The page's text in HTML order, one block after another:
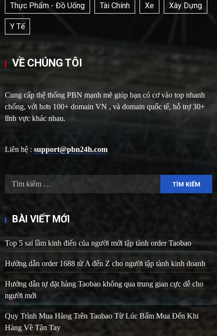
Thực Phẩm - Đồ Uống Tài Chính Xe Xây Dựng
Y Tế
VỀ CHÚNG TÔI
Cung cấp thệ thống PBN mạnh mẽ giúp bạn có cơ vào top nhanh
chống, với hơn 100+ domain VN , và domain quốc tế, hỗ trợ 30+
lĩnh vực khác nhau.
Liên hệ : support@pbn24h.com
Tìm
kiếm
BÀI VIẾT MỚI
Top 5 sai lầm kinh điển của người mới tập tành order Taobao
Hướng dẫn order 1688 từ A đến Z cho người tập tành kinh doanh
Hướng dẫn tự đặt hàng Taobao không qua trung gian cực dễ cho
người mới
Quy Trình Mua Hàng Trên Taobao Từ Lúc Bấm Mua Đến Khi
Hàng Về Tận Tay